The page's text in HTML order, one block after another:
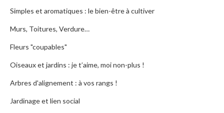
Simples et aromatiques : le bien-être à cultiver
Murs, Toitures, Verdure…
Fleurs "coupables"
Oiseaux et jardins : je t’aime, moi non-plus !
Arbres d'alignement : à vos rangs !
Jardinage et lien social